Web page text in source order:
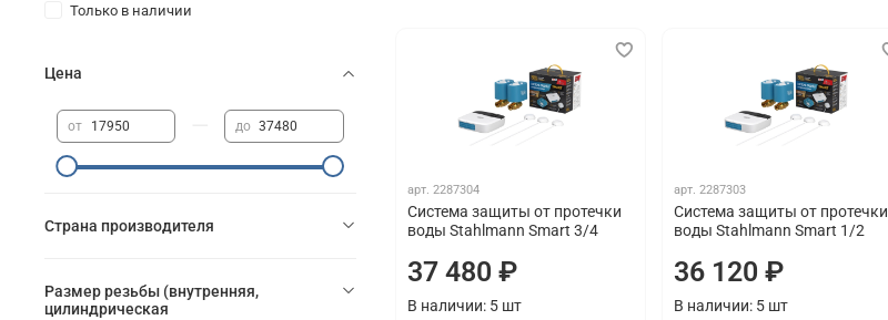
арт. 2287304
Система защиты от протечки
воды Stahlmann Smart 3/4
37 480 ₽
В наличии: 5 шт
арт.2287303
Система защиты от протечки
воды Stahlmann Smart 1/2
36 120 ₽
В наличии: 5 шт
Только в наличии
Цена
от до
Страна производителя
Размер резьбы (внутренняя,
цилиндрическая